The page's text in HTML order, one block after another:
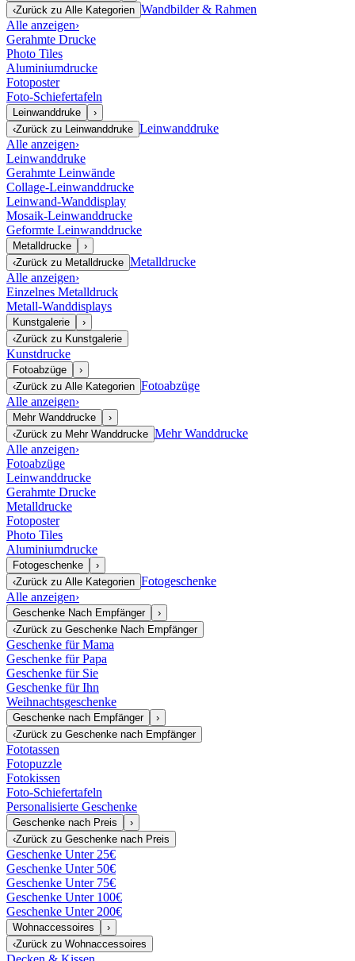
‹Zurück zu Alle Kategorien Wandbilder & Rahmen
Alle anzeigen›
Gerahmte Drucke
Photo Tiles
Aluminiumdrucke
Fotoposter
Foto-Schiefertafeln
Leinwanddruke
›
‹Zurück zu Leinwanddruke Leinwanddruke
Alle anzeigen›
Leinwanddruke
Gerahmte Leinwände
Collage-Leinwanddrucke
Leinwand-Wanddisplay
Mosaik-Leinwanddrucke
Geformte Leinwanddrucke
Metalldrucke
›
‹Zurück zu Metalldrucke Metalldrucke
Alle anzeigen›
Einzelnes Metalldruck
Metall-Wanddisplays
Kunstgalerie
›
‹Zurück zu Kunstgalerie
Kunstdrucke
Fotoabzüge
›
‹Zurück zu Alle Kategorien Fotoabzüge
Alle anzeigen›
Mehr Wanddrucke
›
‹Zurück zu Mehr Wanddrucke Mehr Wanddrucke
Alle anzeigen›
Fotoabzüge
Leinwanddrucke
Gerahmte Drucke
Metalldrucke
Fotoposter
Photo Tiles
Aluminiumdrucke
Fotogeschenke
›
‹Zurück zu Alle Kategorien Fotogeschenke
Alle anzeigen›
Geschenke Nach Empfänger
›
‹Zurück zu Geschenke Nach Empfänger
Geschenke für Mama
Geschenke für Papa
Geschenke für Sie
Geschenke für Ihn
Weihnachtsgeschenke
Geschenke nach Empfänger
›
‹Zurück zu Geschenke nach Empfänger
Fototassen
Fotopuzzle
Fotokissen
Foto-Schiefertafeln
Personalisierte Geschenke
Geschenke nach Preis
›
‹Zurück zu Geschenke nach Preis
Geschenke Unter 25€
Geschenke Unter 50€
Geschenke Unter 75€
Geschenke Unter 100€
Geschenke Unter 200€
Wohnaccessoires
›
‹Zurück zu Wohnaccessoires